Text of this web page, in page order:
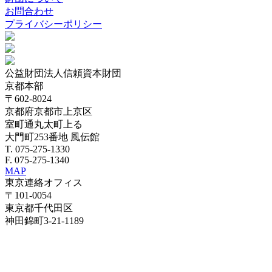
お問合わせ
プライバシーポリシー
公益財団法人信頼資本財団
京都本部
〒602-8024
京都府京都市上京区
室町通丸太町上る
大門町253番地 風伝館
T. 075-275-1330
F. 075-275-1340
MAP
東京連絡オフィス
〒101-0054
東京都千代田区
神田錦町3-21-1189